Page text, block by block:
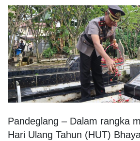
Pandeglang – Dalam rangka
Hari Ulang Tahun (HUT)